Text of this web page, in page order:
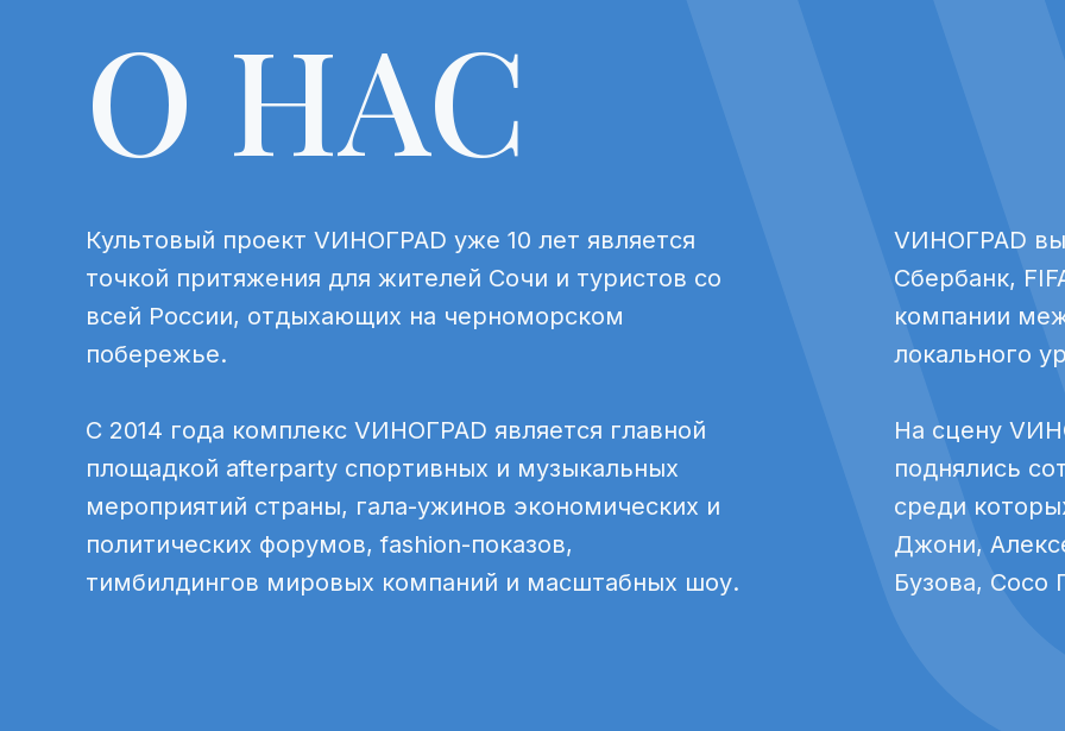
О НАС
Культовый проект VИНОГРАD уже 10 лет является
точкой притяжения для жителей Сочи и туристов со
всей России, отдыхающих на черноморском
побережье.
С 2014 года комплекс VИНОГРАD является главной
площадкой afterparty спортивных и музыкальных
мероприятий страны, гала-ужинов экономических и
политических форумов, fashion-показов,
тимбилдингов мировых компаний и масштабных шоу.
VИНОГРАD
Сбербанк,
компании
локального
На сцену
поднялись
среди
Джони,
Бузова, Сосо